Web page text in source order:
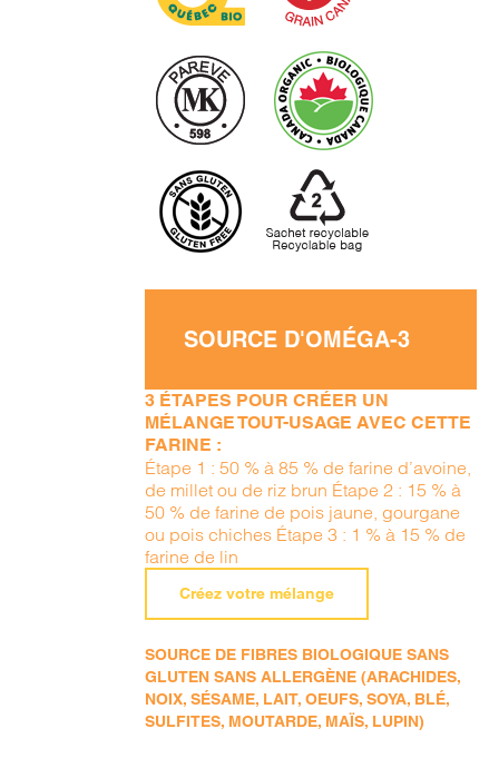
SOURCE D'OMÉGA-3
3 ÉTAPES POUR CRÉER UN
MÉLANGE TOUT-USAGE AVEC CETTE
FARINE :
Étape 1 : 50 % à 85 % de farine d’avoine,
de millet ou de riz brun Étape 2 : 15 % à
50 % de farine de pois jaune, gourgane
ou pois chiches Étape 3 : 1 % à 15 % de
farine de lin
Créez votre mélange
SOURCE DE FIBRES BIOLOGIQUE SANS
GLUTEN SANS ALLERGÈNE (ARACHIDES,
NOIX, SÉSAME, LAIT, OEUFS, SOYA, BLÉ,
SULFITES, MOUTARDE, MAÏS, LUPIN)